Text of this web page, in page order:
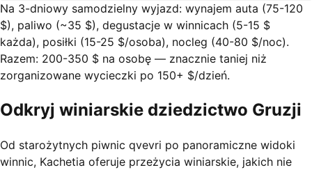
Na 3-dniowy samodzielny wyjazd: wynajem auta (75-120
$), paliwo (~35 $), degustacje w winnicach (5-15 $
każda), posiłki (15-25 $/osoba), nocleg (40-80 $/noc).
Razem: 200-350 $ na osobę — znacznie taniej niż
zorganizowane wycieczki po 150+ $/dzień.
Odkryj winiarskie dziedzictwo Gruzji
Od starożytnych piwnic qvevri po panoramiczne widoki
winnic, Kachetia oferuje przeżycia winiarskie, jakich nie